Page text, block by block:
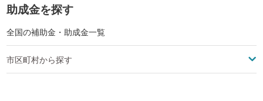
助成金を探す
全国の補助金・助成金一覧
市区町村から探す